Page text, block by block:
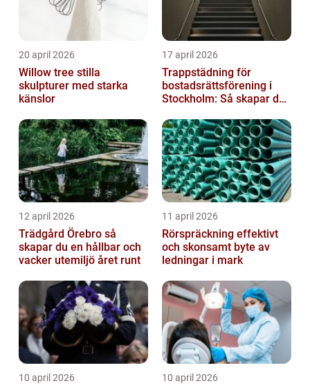
20 april 2026
Willow tree stilla
skulpturer med starka
känslor
17 april 2026
Trappstädning för
bostadsrättsförening i
Stockholm: Så skapar du
trapphus...
12 april 2026
Trädgård Örebro så
skapar du en hållbar och
vacker utemiljö året runt
11 april 2026
Rörspräckning effektivt
och skonsamt byte av
ledningar i mark
10 april 2026 10 april 2026